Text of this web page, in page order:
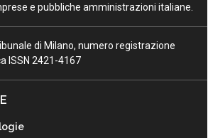
e pubbliche amministrazioni italiane.
di Milano, numero registrazione
ISSN 2421-4167